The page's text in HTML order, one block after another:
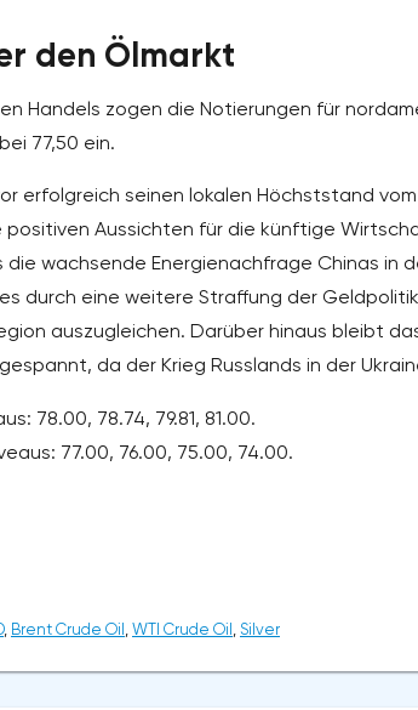
den Ölmarkt
Handels zogen die Notierungen für
77,50 ein.
erfolgreich seinen lokalen Höchststand vom
Aussichten für die künftige
wachsende Energienachfrage Chinas in
durch eine weitere Straffung der
auszugleichen. Darüber hinaus bleibt
da der Krieg Russlands in der
78.00, 78.74, 79.81, 81.00.
77.00, 76.00, 75.00, 74.00.
, Brent Crude Oil , WTI Crude Oil , Silver